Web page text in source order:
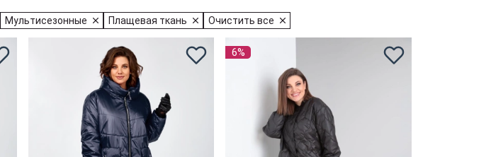
Мультисезонные Плащевая ткань Очистить все
6%